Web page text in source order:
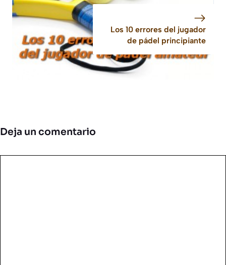
Los 10 errores del jugador
de pádel principiante
Deja un comentario